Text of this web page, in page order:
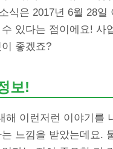
식은 2017년 6월 28일
있다는 점이에요! 사
좋겠죠?
보!
이런저런 이야기를
느낌을 받았는데요.